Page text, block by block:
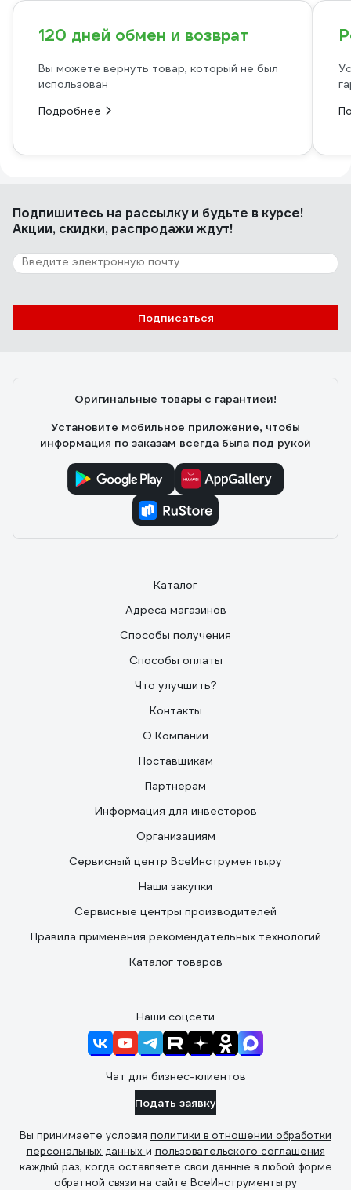
120 дней обмен и возврат
Вы можете вернуть товар, который не был
использован
Подробнее
Подпишитесь на рассылкуи будьте в курсе!
Акции, скидки, распродажи ждут!
Подписаться
Оригинальные товары с гарантией!
Установите мобильное приложение, чтобы
информация по заказам всегда была под рукой
Каталог
Адреса магазинов
Способы получения
Способы оплаты
Что улучшить?
Контакты
О Компании
Поставщикам
Партнерам
Информация для инвесторов
Организациям
Сервисный центр ВсеИнструменты.ру
Наши закупки
Сервисные центры производителей
Правила применения рекомендательных технологий
Каталог товаров
Наши соцсети
Чат для бизнес-клиентов
Подать заявку
Вы принимаете условия политики в отношении обработки
персональных данных и пользовательского соглашения
каждый раз, когда оставляете свои данные в любой форме
обратной связи на сайте ВсеИнструменты.ру